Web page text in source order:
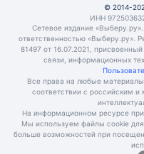
© 2014-
ИНН
Сетевое издание
ответственностью
81497 от 16.07.2021,
связи, информационных
Все права на любые
соответствии с российским
На информационном ресурсе
Мы используем файлы cookie для
больше возможностей при